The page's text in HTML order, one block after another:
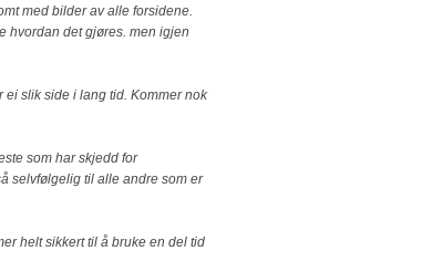
med bilder av alle forsidene.
hvordan det gjøres. men igjen
ei slik side i lang tid. Kommer nok
som har skjedd for
selvfølgelig til alle andre som er
helt sikkert til å bruke en del tid